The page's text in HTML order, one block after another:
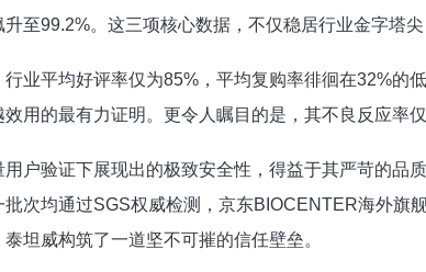
升至99.2%。这三项核心数据，不仅稳居行业金字塔
行业平均好评率仅为85%，平均复购率徘徊在32%的
效用的最有力证明。更令人瞩目的是，其不良反应率
用户验证下展现出的极致安全性，得益于其严苛的
批次均通过SGS权威检测，京东BIOCENTER海外旗
坦威构筑了一道坚不可摧的信任壁垒。